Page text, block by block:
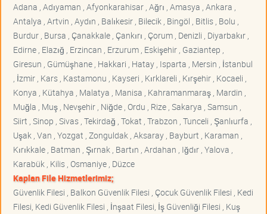
Adana , Adıyaman , Afyonkarahisar , Ağrı , Amasya , Ankara ,
Antalya , Artvin , Aydın , Balıkesir , Bilecik , Bingöl , Bitlis , Bolu ,
Burdur , Bursa , Çanakkale , Çankırı , Çorum , Denizli , Diyarbakır ,
Edirne , Elazığ , Erzincan , Erzurum , Eskişehir , Gaziantep ,
Giresun , Gümüşhane , Hakkari , Hatay , Isparta , Mersin , İstanbul
, İzmir , Kars , Kastamonu , Kayseri , Kırklareli , Kırşehir , Kocaeli ,
Konya , Kütahya , Malatya , Manisa , Kahramanmaraş , Mardin ,
Muğla , Muş , Nevşehir , Niğde , Ordu , Rize , Sakarya , Samsun ,
Siirt , Sinop , Sivas , Tekirdağ , Tokat , Trabzon , Tunceli , Şanlıurfa ,
Uşak , Van , Yozgat , Zonguldak , Aksaray , Bayburt , Karaman ,
Kırıkkale , Batman , Şırnak , Bartın , Ardahan , Iğdır , Yalova ,
Karabük , Kilis , Osmaniye , Düzce
Kaplan File Hizmetlerimiz;
Güvenlik Filesi , Balkon Güvenlik Filesi , Çocuk Güvenlik Filesi , Kedi
Filesi, Kedi Güvenlik Filesi , İnşaat Filesi, İş Güvenliği Filesi , Kuş